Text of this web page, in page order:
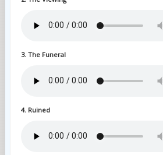
3. The Funeral
4. Ruined